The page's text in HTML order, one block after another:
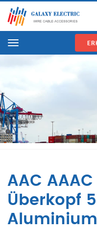
Menu
AAC
Überkopf